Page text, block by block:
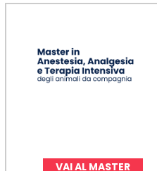
VAI AL MASTER